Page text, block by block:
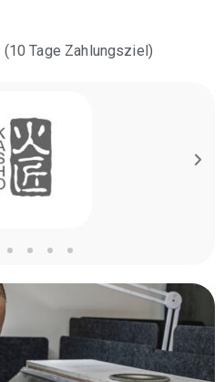
(10 Tage Zahlungsziel)